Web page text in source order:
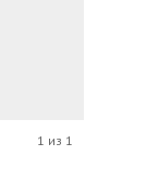
1 из 1